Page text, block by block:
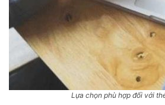
Lựa chọn phù hợp đối với